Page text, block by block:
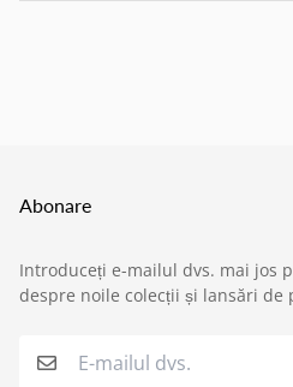
Această politică
produsele comandate de pe
O.U.G. nr. 34/2014 privind
Abonare
Introduceți e-mailul dvs. mai jos
despre noile colecții și lansări de